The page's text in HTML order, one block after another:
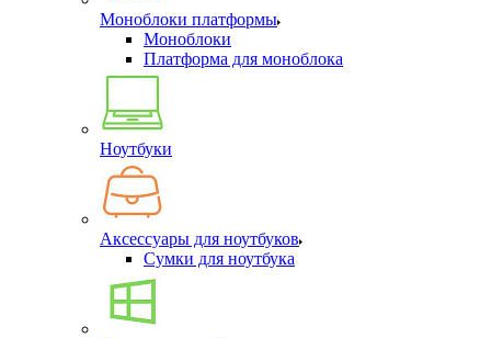
Моноблоки платформы
Моноблоки
Платформа для моноблока
Ноутбуки
Аксессуары для ноутбуков
Сумки для ноутбука